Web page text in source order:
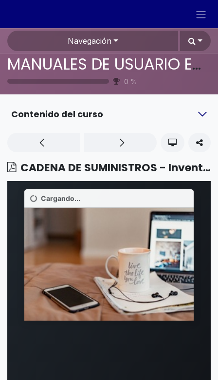
Navegación
MANUALES DE USUARIO EN ESPAÑOL ODOO 19
0 %
Contenido del curso
CADENA DE SUMINISTROS - Inventario - Plazos de entrega